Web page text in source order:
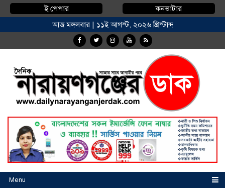
ই পেপার
কনভাটার
আজ মঙ্গলবার | ১১ই আগস্ট, ২০২৬ খ্রিস্টাব্দ
Menu